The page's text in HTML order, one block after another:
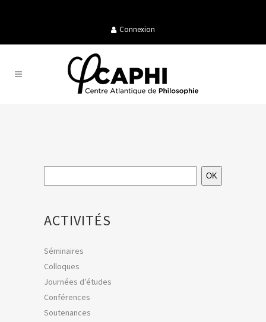
Connexion
OK
ACTIVITÉS
Séminaires
Colloques
Journées d’études
Conférences
Soutenances